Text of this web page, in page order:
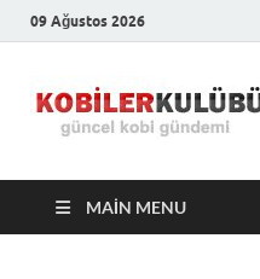
09 Ağustos 2026
MAIN MENU